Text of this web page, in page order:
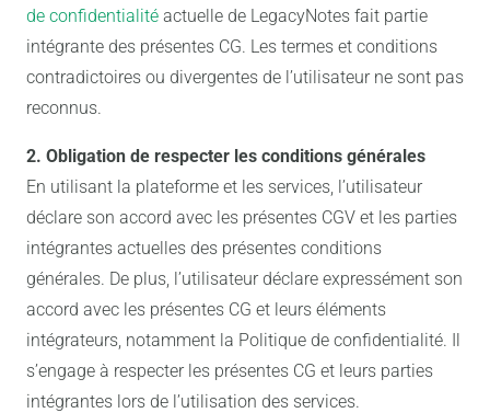
de confidentialité actuelle de LegacyNotes fait partie
intégrante des présentes CG. Les termes et conditions
contradictoires ou divergentes de l’utilisateur ne sont pas
reconnus.
2. Obligation de respecter les conditions générales
En utilisant la plateforme et les services, l’utilisateur
déclare son accord avec les présentes CGV et les parties
intégrantes actuelles des présentes conditions
générales. De plus, l’utilisateur déclare expressément son
accord avec les présentes CG et leurs éléments
intégrateurs, notamment la Politique de confidentialité. Il
s’engage à respecter les présentes CG et leurs parties
intégrantes lors de l’utilisation des services.